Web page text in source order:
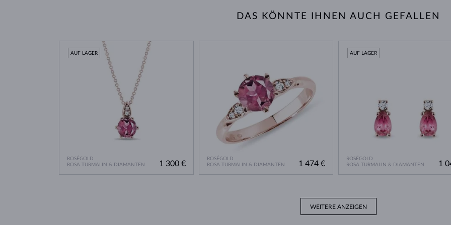
DAS KÖNNTE IHNEN AUCH GEFALLEN
ROSÉGOLD
ROSA TURMALIN & DIAMANTEN
AUF LAGER
1 300 €
ROSÉGOLD
ROSA TURMALIN & DIAMANTEN
1 474 €
ROSÉGOLD
ROSA TURMALIN & DIAMANTEN
AUF LAGER
1
WEITERE ANZEIGEN